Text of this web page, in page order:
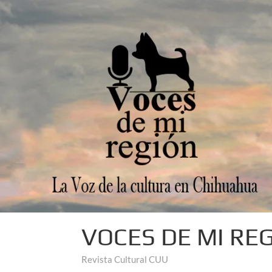
VOCES DE MI
Revista Cultural CUU